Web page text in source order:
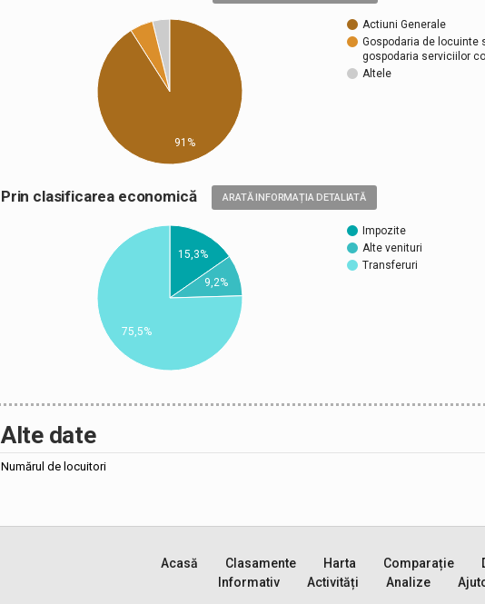
Actiuni Generale
Gospodaria de locuinte
gospodaria serviciilor
Altele
91%
Prin clasificarea economică ARATĂ INFORMAȚIA DETALIATĂ
Impozite
Alte venituri
Transferuri
15,3%
9,2%
75,5%
Alte date
Numărul de locuitori
Acasă Clasamente Harta Comparație
Informativ
Activități Analize